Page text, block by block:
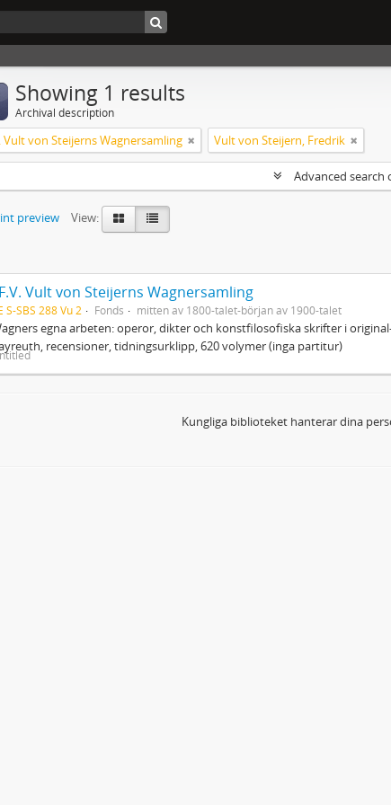
Showing 1 results
Archival description
Vult von Steijerns Wagnersamling Vult von Steijern, Fredrik
Advanced search
preview
View:
Vult von Steijerns Wagnersamling
S-SBS 288 Vu 2 Fonds mitten av 1800-talet-början av 1900-talet
egna arbeten: operor, dikter och konstfilosofiska skrifter i
recensioner, tidningsurklipp, 620 volymer (inga partitur)
Kungliga biblioteket hanterar dina